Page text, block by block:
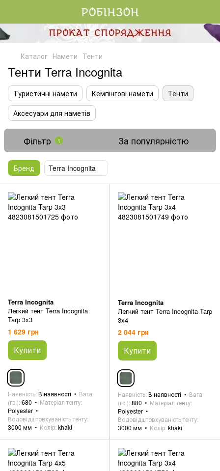
Каталог Намети Тенти
Тенти Terra Incognita
Туристичні намети Кемпінгові намети
Тенти
Аксесуари для наметів
Фільтр 1 За популярністю
Бренд Terra Incognita
Terra Incognita
Легкий тент Terra Incognita
Tarp 3x3
1 629 грн
Купити
Наявність В наявності
Вага
(гр.) 680
Матеріал тенту
Polyester
Водовідштовхуваність тенту
3000 мм
Колір khaki
Terra Incognita
Легкий тент Terra Incognita Tarp
3x4
2 044 грн
Купити
Наявність В наявності
Вага
(гр.) 880
Матеріал тенту
Polyester
Водовідштовхуваність тенту
3000 мм
Колір khaki